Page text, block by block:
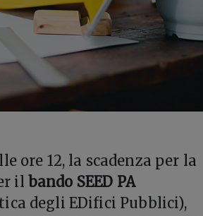
ore 12, la scadenza per la
il bando SEED PA
degli EDifici Pubblici),